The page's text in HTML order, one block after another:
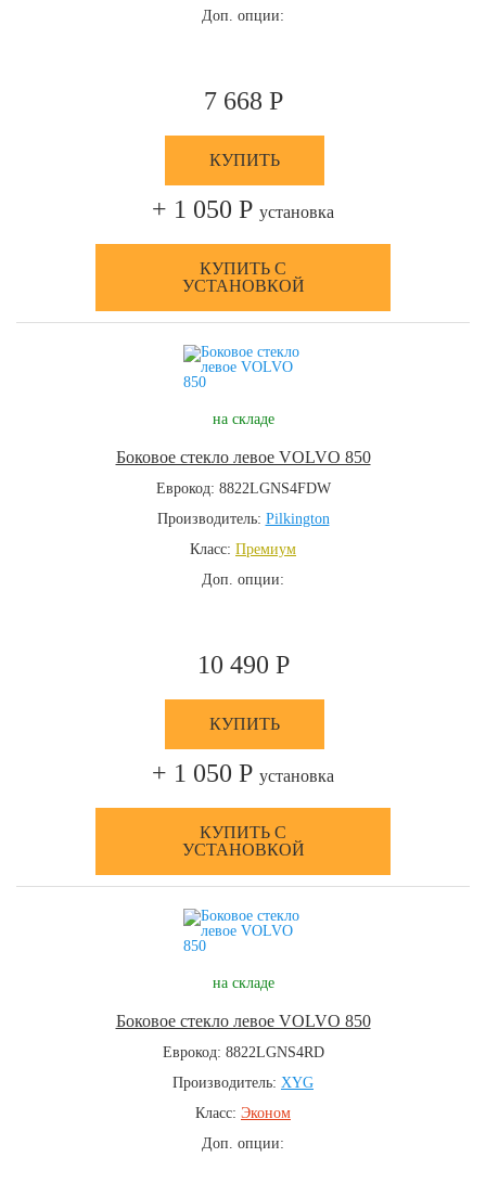
Доп. опции:
7 668 Р
КУПИТЬ
+ 1 050 Р установка
КУПИТЬ С
УСТАНОВКОЙ
на складе
Боковое стекло левое VOLVO 850
Еврокод: 8822LGNS4FDW
Производитель: Pilkington
Класс: Премиум
Доп. опции:
10 490 Р
КУПИТЬ
+ 1 050 Р установка
КУПИТЬ С
УСТАНОВКОЙ
на складе
Боковое стекло левое VOLVO 850
Еврокод: 8822LGNS4RD
Производитель: XYG
Класс: Эконом
Доп. опции: